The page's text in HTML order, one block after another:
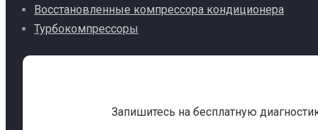
Восстановленные компрессора кондиционера
Турбокомпрессоры
Запишитесь на бесплатную